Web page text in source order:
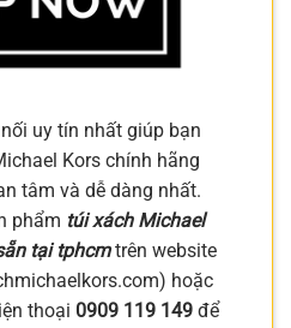
uy tín nhất giúp bạn
Kors chính hãng
tâm và dễ dàng nhất.
phẩm túi xách Michael
tại tphcmtrên website
hoặc
thoại 0909 119 149 để